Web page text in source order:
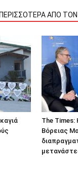
ΠΕΡΙΣΣΟΤΕΡΑ ΑΠΟ
The Times:
Βόρειας